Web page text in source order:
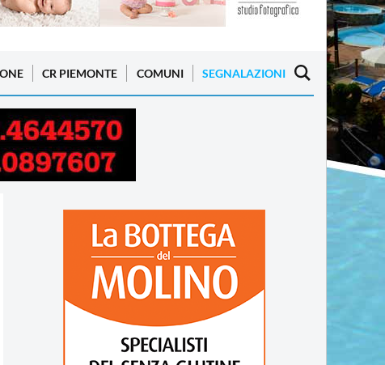
CR PIEMONTE COMUNI SEGNALAZIONI